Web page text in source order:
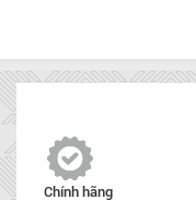
Chính hãng